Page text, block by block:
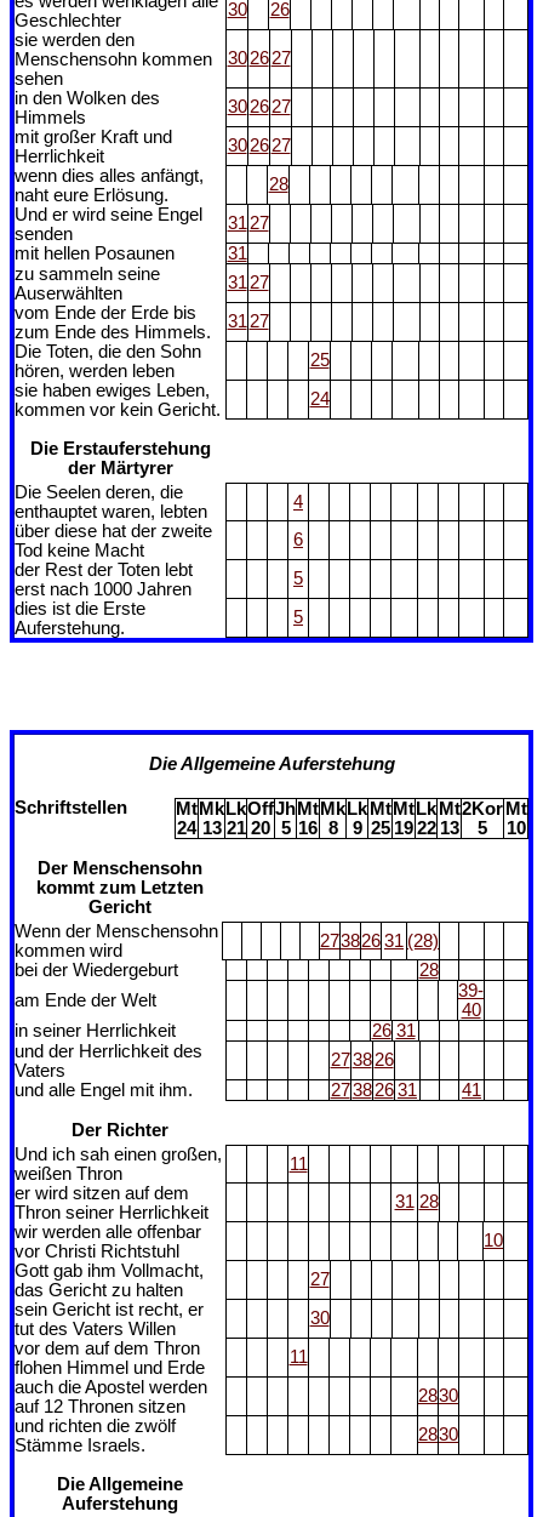
Geschlechter
30
26
sie werden den
Menschensohn kommen
sehen
302627
in den Wolken des
Himmels
302627
mit großer Kraft und
Herrlichkeit
302627
wenn dies alles anfängt,
naht eure Erlösung.
28
Und er wird seine Engel
senden
3127
mit hellen Posaunen
31
zu sammeln seine
Auserwählten
3127
vom Ende der Erde bis
zum Ende des Himmels.
3127
Die Toten, die den Sohn
hören, werden leben
25
sie haben ewiges Leben,
kommen vor kein Gericht.
24
Die Erstauferstehung
der Märtyrer
Die Seelen deren, die
enthauptet waren, lebten
4
über diese hat der zweite
Tod keine Macht
6
der Rest der Toten lebt
erst nach 1000 Jahren
5
dies ist die Erste
Auferstehung.
5
Die Allgemeine Auferstehung
Schriftstellen
Mt
24
Mk
13
Lk
21
Off
20
Jh
5
Mt
16
Mk
8
Lk
9
Mt
25
Mt
19
Lk
22
Mt
13
2Kor
5
Mt
10
Der Menschensohn
kommt zum Letzten
Gericht
Wenn der Menschensohn
kommen wird
27382631 (28)
bei der Wiedergeburt
28
am Ende der Welt
39-
40
in seiner Herrlichkeit
26 31
und der Herrlichkeit des
Vaters
273826
und alle Engel mit ihm.
273826 31 41
Der Richter
Und ich sah einen großen,
weißen Thron
11
er wird sitzen auf dem
Thron seiner Herrlichkeit
31 28
wir werden alle offenbar
vor Christi Richtstuhl
10
Gott gab ihm Vollmacht,
das Gericht zu halten
27
sein Gericht ist recht, er
tut des Vaters Willen
30
vor dem auf dem Thron
flohen Himmel und Erde
11
auch die Apostel werden
auf 12 Thronen sitzen
2830
und richten die zwölf
Stämme Israels.
2830
Die Allgemeine
Auferstehung